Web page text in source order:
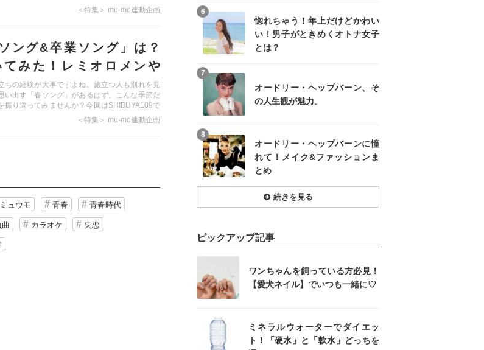
＜特集＞ mu-mo連動企画
ング&卒業ソング」は？
てみた！レミオロメンや
ちの経験が大事ですよね。旅立つ人も別れを見
い出す「春ソング」があるはず。こんな季節だ
振り返ってみませんか？今回はSHIBUYA109で
人に聞いてみた。：SHIBUYA109編 】
＜特集＞ mu-mo連動企画
ミュウモ 青春 青春時代
曲 カラオケ 失恋
惚れちゃう！年上だけどかわい
い！男子がときめくオトナ女子
とは？
6
オードリー・ヘップバーン、そ
の人生観が魅力。
7
オードリー・ヘップバーンに憧
れて！メイク&ファッションま
とめ
8
続きを見る
ピックアップ記事
ワンちゃんを飼っている方必見！
【愛犬ネイル】でいつも一緒に♡
ミネラルウォーターでダイエッ
ト！「硬水」と「軟水」どっちを